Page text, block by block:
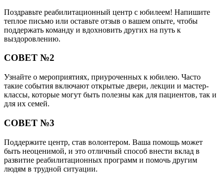
Поздравьте реабилитационный центр с юбилеем! Напишите
теплое письмо или оставьте отзыв о вашем опыте, чтобы
поддержать команду и вдохновить других на путь к
выздоровлению.
СОВЕТ №2
Узнайте о мероприятиях, приуроченных к юбилею. Часто
такие события включают открытые двери, лекции и мастер-
классы, которые могут быть полезны как для пациентов, так и
для их семей.
СОВЕТ №3
Поддержите центр, став волонтером. Ваша помощь может
быть неоценимой, и это отличный способ внести вклад в
развитие реабилитационных программ и помочь другим
людям в трудной ситуации.